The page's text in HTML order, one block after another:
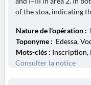
of the stoa, indicating
Nature de l'opération :
Toponyme : Edessa,
Mots-clés : Inscription,
Consulter la notice